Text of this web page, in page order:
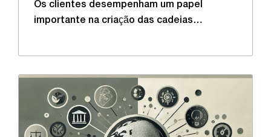
Os clientes desempenham um papel
importante na criação das cadeias…